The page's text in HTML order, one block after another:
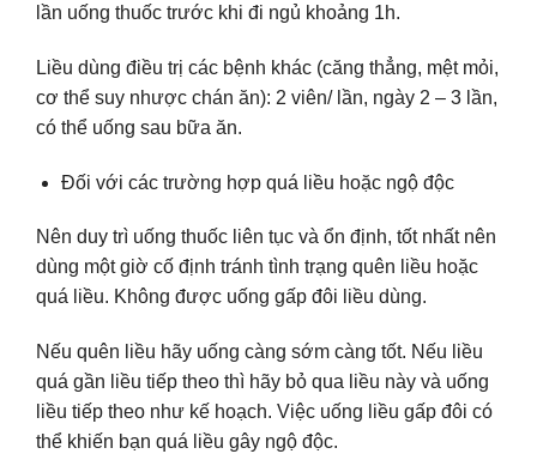
lần uống thuốc trước khi đi ngủ khoảng 1h.
Liều dùng điều trị các bệnh khác (căng thẳng, mệt mỏi,
cơ thể suy nhược chán ăn): 2 viên/ lần, ngày 2 – 3 lần,
có thể uống sau bữa ăn.
Đối với các trường hợp quá liều hoặc ngộ độc
Nên duy trì uống thuốc liên tục và ổn định, tốt nhất nên
dùng một giờ cố định tránh tình trạng quên liều hoặc
quá liều. Không được uống gấp đôi liều dùng.
Nếu quên liều hãy uống càng sớm càng tốt. Nếu liều
quá gần liều tiếp theo thì hãy bỏ qua liều này và uống
liều tiếp theo như kế hoạch. Việc uống liều gấp đôi có
thể khiến bạn quá liều gây ngộ độc.